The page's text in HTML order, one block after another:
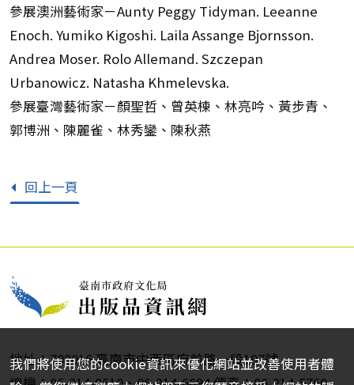
參展澳洲藝術家－Aunty Peggy Tidyman. Leeanne
Enoch. Yumiko Kigoshi. Laila Assange Bjornsson.
Andrea Moser. Rolo Allemand. Szczepan
Urbanowicz. Natasha Khmelevska.
參展臺灣藝術家－顏聖哲、曾英棟、林亮吟、黃步青、
郭博洲、陳麗雀、林秀鑾、陳秋燕
回上一頁
地址：700016 臺南市中西區府前路一段197號
我們將使用您的cookie資訊來優化網站並改善使用者體